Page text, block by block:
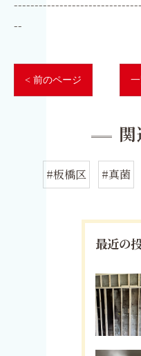
--
< 前のページ
#板橋区 #真菌
最近の